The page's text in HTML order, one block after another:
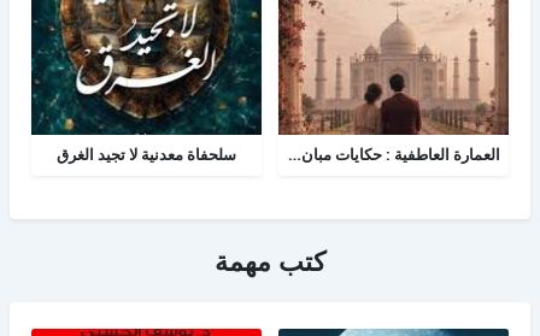
العمارة العاطفية : حكايات مبان شيدن من أجل الحب سلحفاة معدنية لا تجيد الغرق
كتب مهمة